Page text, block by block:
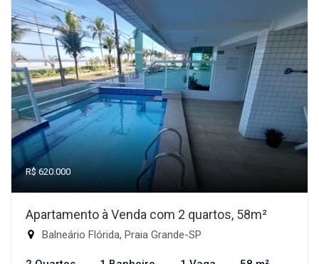
R$ 620.000
Apartamento à Venda com 2 quartos, 58m²
Balneário Flórida, Praia Grande-SP